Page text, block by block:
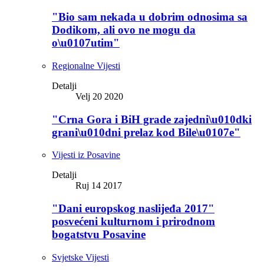
"Bio sam nekada u dobrim odnosima sa
Dodikom, ali ovo ne mogu da
o\u0107utim"
Regionalne Vijesti
Detalji
Velj 20 2020
"Crna Gora i BiH grade zajedni\u010dki
grani\u010dni prelaz kod Bile\u0107e"
Vijesti iz Posavine
Detalji
Ruj 14 2017
"Dani europskog naslijeđa 2017"
posvećeni kulturnom i prirodnom
bogatstvu Posavine
Svjetske Vijesti